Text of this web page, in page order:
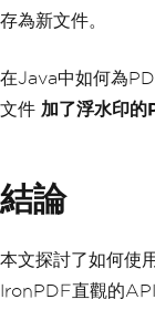
存為新文件。
在Java中如何為
文件 加了浮水印的
結論
本文探討了如何使
IronPDF直觀的